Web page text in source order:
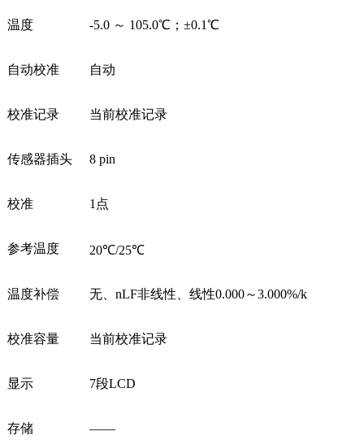
温度 -5.0 ～ 105.0℃；±0.1℃
自动校准 自动
校准记录 当前校准记录
传感器插头 8 pin
校准 1点
参考温度 20℃/25℃
温度补偿 无、nLF非线性、线性0.000～3.000%/k
校准容量 当前校准记录
显示 7段LCD
存储 ——